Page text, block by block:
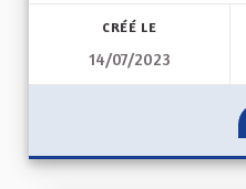
CRÉÉ LE
14/07/2023